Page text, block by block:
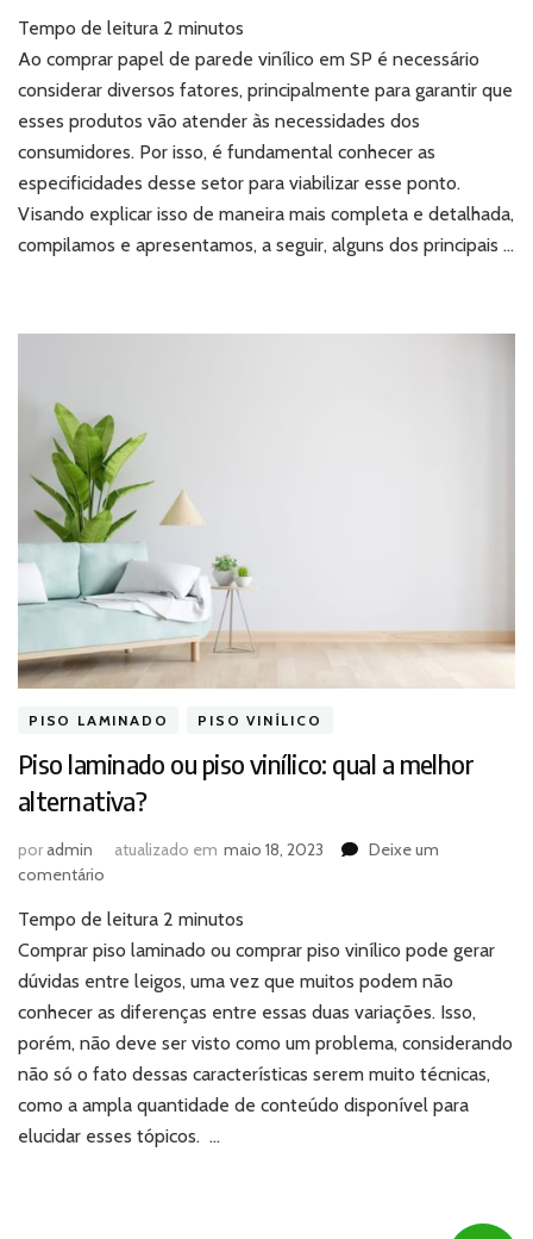
papel
de
parede
em
SP:
o
que
Tempo de leitura 2 minutos
Ao comprar papel de parede vinílico em SP é necessário
considerar diversos fatores, principalmente para garantir que
esses produtos vão atender às necessidades dos
consumidores. Por isso, é fundamental conhecer as
especificidades desse setor para viabilizar esse ponto.
Visando explicar isso de maneira mais completa e detalhada,
compilamos e apresentamos, a seguir, alguns dos principais …
PISO LAMINADO PISO VINÍLICO
Piso laminado ou piso vinílico: qual a melhor
alternativa?
poradmin atualizado em maio 18, 2023
Deixe um
comentário
laminado
ou
piso
vinílico:
qual
a
melhor
alternativa?
Tempo de leitura 2 minutos
Comprar piso laminado ou comprar piso vinílico pode gerar
dúvidas entre leigos, uma vez que muitos podem não
conhecer as diferenças entre essas duas variações. Isso,
porém, não deve ser visto como um problema, considerando
não só o fato dessas características serem muito técnicas,
como a ampla quantidade de conteúdo disponível para
elucidar esses tópicos. …